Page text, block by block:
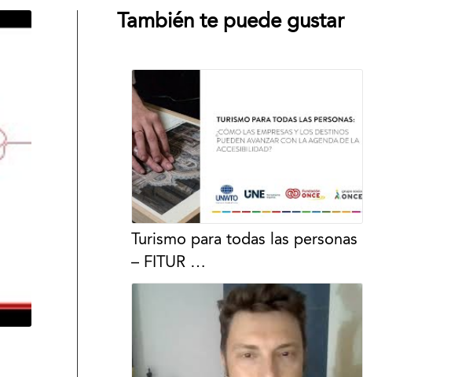
También te puede gustar
Turismo para todas las personas
– FITUR …